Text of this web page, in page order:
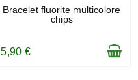
EN STOCK
Bracelet fluorite multicolore
chips
5,90 €